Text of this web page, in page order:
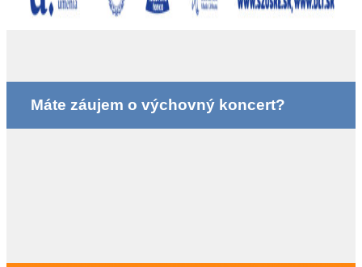
Máte záujem o výchovný koncert?